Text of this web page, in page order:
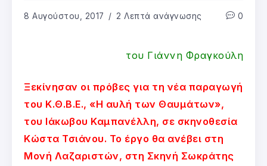
8 Αυγούστου, 2017 2 Λεπτά ανάγνωσης 0
του Γιάννη Φραγκούλη
Ξεκίνησαν οι πρόβες για τη νέα παραγωγή
του Κ.Θ.Β.Ε., «Η αυλή των Θαυμάτων»,
του Ιάκωβου Καμπανέλλη, σε σκηνοθεσία
Κώστα Τσιάνου. Το έργο θα ανέβει στη
Μονή Λαζαριστών, στη Σκηνή Σωκράτης